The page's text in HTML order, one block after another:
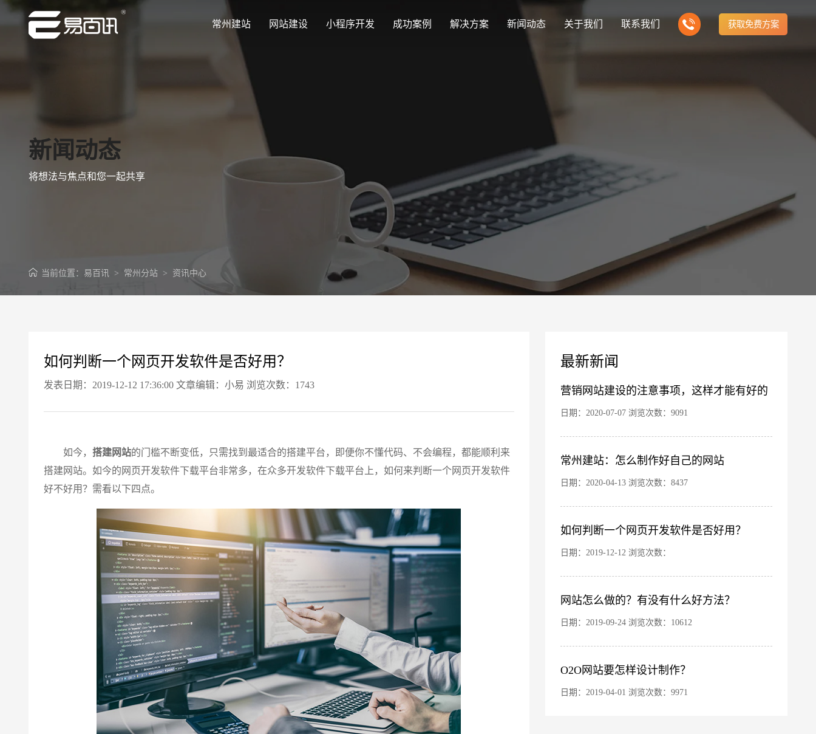
常州建站 网站建设
适应各个终端设备网站
网站建设定制改版
定制化网站建设改版方案
购物商城系统开发
零售在线电子商务网站 移动手机互联网站开发
小程序开发 成功案例
购物商城网站
外贸出口网站
外贸进出口网站开发
企业品牌官网
创意品牌型网站建设 营销型网站建力企业公信力
解决方案
企业网站建设解决方案
更贴身、易落地、高性价比
营销型网站建设解决方案
可精准流量统计与效果分析
门户网站建设解决方案
能及时、准确、动态地更新
外贸网站建设解决方案
视觉、功能系统，展示产品
品牌形象网站建设解决方案
操作方便、结构先进的优点
购物商城网站建设解决方案
方便快捷购物车、购物指南
政府网站建设解决方案
可轻松定制风格各异、频道
新能源行业网站建设解决方
案
芯片半导体网站建设解决方
案
新闻动态
行业新闻
Industry information
网站推广
Website optimization
网站观点
Website viewpoint
关于我们
汇款方式
发展历程
一路走来感谢您的陪伴
联系我们 获取免费方案
新闻动态
将想法与焦点和您一起共享
当前位置： 易百讯 > 常州分站 > 资讯中心
如何判断一个网页开发软件是否好用？
发表日期：2019-12-12 17:36:00 文章编辑：小易 浏览次数：1743
如今，搭建网站的门槛不断变低，只需找到最适合的搭建平台，即便你不懂代码、不会编程，都能顺利来
搭建网站。如今的网页开发软件下载平台非常多，在众多开发软件下载平台上，如何来判断一个网页开发软件
好不好用？需看以下四点。
最新新闻
营销网站建设的注意事项，这样才能有好的
效果！
日期：2020-07-07 浏览次数：9091
常州建站：怎么制作好自己的网站
日期：2020-04-13 浏览次数：8437
如何判断一个网页开发软件是否好用？
日期：2019-12-12 浏览次数：
网站怎么做的？有没有什么好方法？
日期：2019-09-24 浏览次数：10612
O2O网站要怎样设计制作？
日期：2019-04-01 浏览次数：9971
请输入您的公司名称